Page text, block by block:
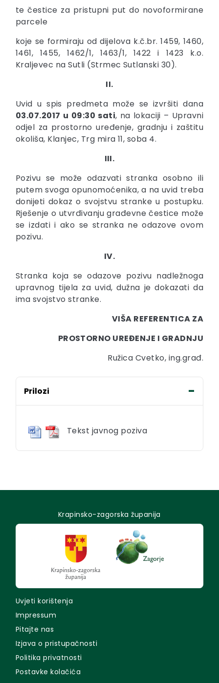
te čestice za pristupni put do novoformirane
parcele
koje se formiraju od dijelova k.č.br. 1459, 1460,
1461, 1455, 1462/1, 1463/1, 1422 i 1423 k.o.
Kraljevec na Sutli (Strmec Sutlanski 30).
II.
Uvid u spis predmeta može se izvršiti dana
03.07.2017 u 09:30 sati, na lokaciji – Upravni
odjel za prostorno uređenje, gradnju i zaštitu
okoliša, Klanjec, Trg mira 11, soba 4.
III.
Pozivu se može odazvati stranka osobno ili
putem svoga opunomoćenika, a na uvid treba
donijeti dokaz o svojstvu stranke u postupku.
Rješenje o utvrđivanju građevne čestice može
se izdati i ako se stranka ne odazove ovom
pozivu.
IV.
Stranka koja se odazove pozivu nadležnoga
upravnog tijela za uvid, dužna je dokazati da
ima svojstvo stranke.
VIŠA REFERENTICA ZA
PROSTORNO UREĐENJE I GRADNJU
Ružica Cvetko, ing.građ.
Prilozi
Tekst javnog poziva
Krapinsko-zagorska županija
Uvjeti korištenja
Impressum
Pitajte nas
Izjava o pristupačnosti
Politika privatnosti
Postavke kolačića